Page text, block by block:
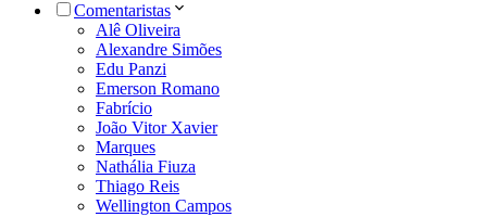
Comentaristas
Alê Oliveira
Alexandre Simões
Edu Panzi
Emerson Romano
Fabrício
João Vitor Xavier
Marques
Nathália Fiuza
Thiago Reis
Wellington Campos